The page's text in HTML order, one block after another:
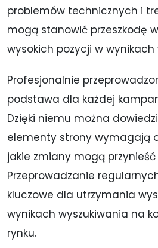
problemów technicznych i
mogą stanowić przeszkodę
wysokich pozycji w wynikach
Profesjonalnie
podstawa dla każdej
Dzięki niemu można
elementy strony wymagają
jakie zmiany mogą
Przeprowadzanie
kluczowe dla utrzymania
wynikach wyszukiwania na
rynku.